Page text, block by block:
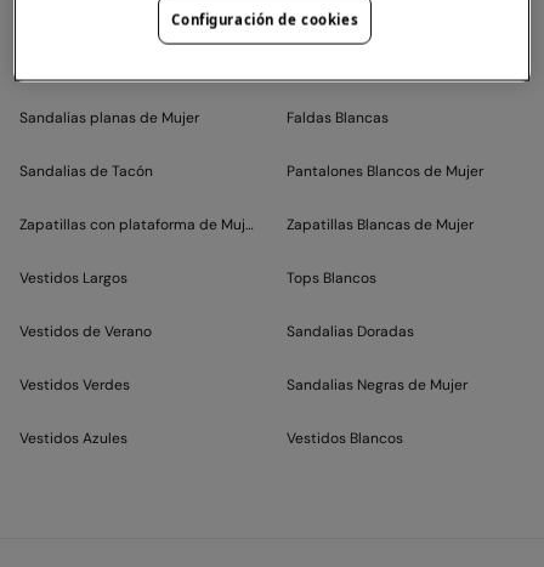
Pantalones Cargo de Mujer
Sandalias planas de Mujer
Sandalias de Tacón
Zapatillas con plataforma de Mujer
Vestidos Largos
Vestidos de Verano
Vestidos Verdes
Vestidos Azules
Vestidos Boho
Faldas Blancas
Pantalones Blancos de Mujer
Zapatillas Blancas de Mujer
Tops Blancos
Sandalias Doradas
Sandalias Negras de Mujer
Vestidos Blancos
Configuración de cookies